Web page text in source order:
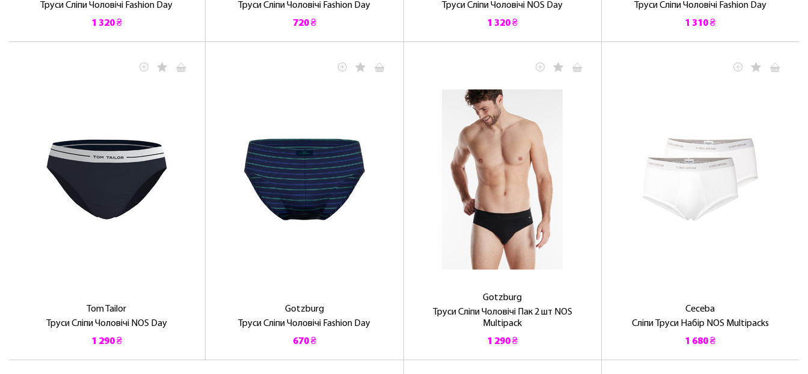
Труси Сліпи Чоловічі Fashion Day
1 320 ₴
Труси Сліпи Чоловічі Fashion Day
720 ₴
Труси Сліпи Чоловічі NOS Day
1 320 ₴
Труси Сліпи Чоловічі Fashion Day
1 310 ₴
Tom Tailor
Труси Сліпи Чоловічі NOS Day
1 290 ₴
Gotzburg
Труси Сліпи Чоловічі Fashion Day
670 ₴
Gotzburg
Труси Сліпи Чоловічі Пак 2 шт NOS
Multipack
1 290 ₴
Ceceba
Сліпи Труси Набір NOS Multipacks
1 680 ₴
ЛАСКАВО ПРОСИМО ДО NOSOVSKI.COM! ПРИЙМІТЬ ВІД
НАС ПРИВІТНИЙ БОНУС - ЗНИЖКУ НА ПЕРШЕ ПОКУПКУ